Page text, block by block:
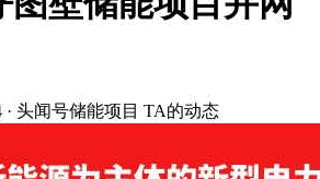
· 头闻号储能项目 TA的动态